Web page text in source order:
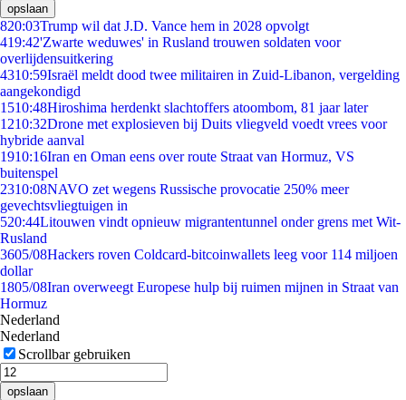
opslaan
820:03Trump wil dat J.D. Vance hem in 2028 opvolgt
419:42'Zwarte weduwes' in Rusland trouwen soldaten voor
overlijdensuitkering
4310:59Israël meldt dood twee militairen in Zuid-Libanon, vergelding
aangekondigd
1510:48Hiroshima herdenkt slachtoffers atoombom, 81 jaar later
1210:32Drone met explosieven bij Duits vliegveld voedt vrees voor
hybride aanval
1910:16Iran en Oman eens over route Straat van Hormuz, VS
buitenspel
2310:08NAVO zet wegens Russische provocatie 250% meer
gevechtsvliegtuigen in
520:44Litouwen vindt opnieuw migrantentunnel onder grens met Wit-
Rusland
3605/08Hackers roven Coldcard-bitcoinwallets leeg voor 114 miljoen
dollar
1805/08Iran overweegt Europese hulp bij ruimen mijnen in Straat van
Hormuz
Nederland
Nederland
Scrollbar gebruiken
opslaan